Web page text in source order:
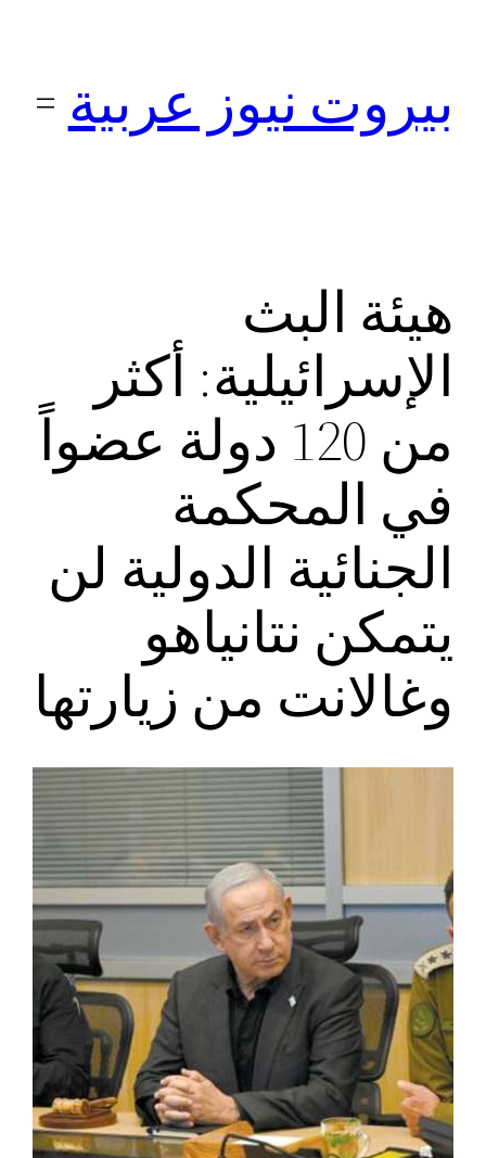
بيروت نيوز عربية
هيئة البث
الإسرائيلية: أكثر
من 120 دولة عضواً
في المحكمة
الجنائية الدولية لن
يتمكن نتانياهو
وغالانت من زيارتها